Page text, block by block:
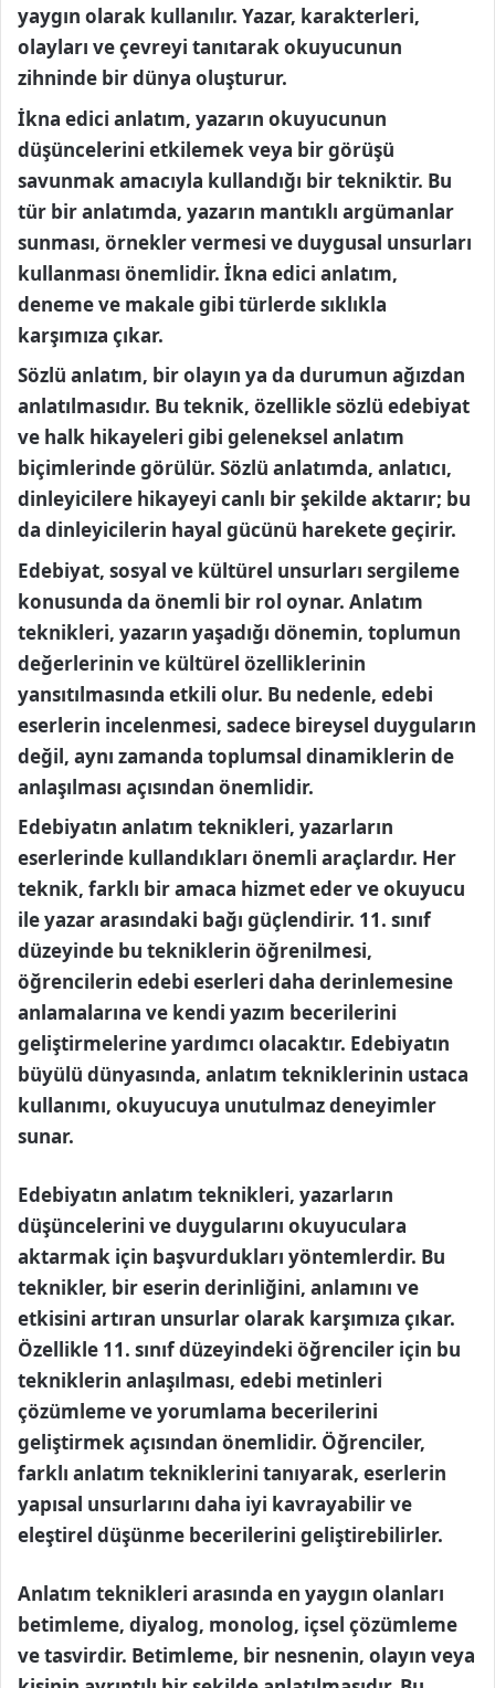
yaygın olarak kullanılır. Yazar, karakterleri,
olayları ve çevreyi tanıtarak okuyucunun
zihninde bir dünya oluşturur.
İkna edici anlatım, yazarın okuyucunun
düşüncelerini etkilemek veya bir görüşü
savunmak amacıyla kullandığı bir tekniktir. Bu
tür bir anlatımda, yazarın mantıklı argümanlar
sunması, örnekler vermesi ve duygusal unsurları
kullanması önemlidir. İkna edici anlatım,
deneme ve makale gibi türlerde sıklıkla
karşımıza çıkar.
Sözlü anlatım, bir olayın ya da durumun ağızdan
anlatılmasıdır. Bu teknik, özellikle sözlü edebiyat
ve halk hikayeleri gibi geleneksel anlatım
biçimlerinde görülür. Sözlü anlatımda, anlatıcı,
dinleyicilere hikayeyi canlı bir şekilde aktarır; bu
da dinleyicilerin hayal gücünü harekete geçirir.
Edebiyat, sosyal ve kültürel unsurları sergileme
konusunda da önemli bir rol oynar. Anlatım
teknikleri, yazarın yaşadığı dönemin, toplumun
değerlerinin ve kültürel özelliklerinin
yansıtılmasında etkili olur. Bu nedenle, edebi
eserlerin incelenmesi, sadece bireysel duyguların
değil, aynı zamanda toplumsal dinamiklerin de
anlaşılması açısından önemlidir.
Edebiyatın anlatım teknikleri, yazarların
eserlerinde kullandıkları önemli araçlardır. Her
teknik, farklı bir amaca hizmet eder ve okuyucu
ile yazar arasındaki bağı güçlendirir. 11. sınıf
düzeyinde bu tekniklerin öğrenilmesi,
öğrencilerin edebi eserleri daha derinlemesine
anlamalarına ve kendi yazım becerilerini
geliştirmelerine yardımcı olacaktır. Edebiyatın
büyülü dünyasında, anlatım tekniklerinin ustaca
kullanımı, okuyucuya unutulmaz deneyimler
sunar.
Edebiyatın anlatım teknikleri, yazarların
düşüncelerini ve duygularını okuyuculara
aktarmak için başvurdukları yöntemlerdir. Bu
teknikler, bir eserin derinliğini, anlamını ve
etkisini artıran unsurlar olarak karşımıza çıkar.
Özellikle 11. sınıf düzeyindeki öğrenciler için bu
tekniklerin anlaşılması, edebi metinleri
çözümleme ve yorumlama becerilerini
geliştirmek açısından önemlidir. Öğrenciler,
farklı anlatım tekniklerini tanıyarak, eserlerin
yapısal unsurlarını daha iyi kavrayabilir ve
eleştirel düşünme becerilerini geliştirebilirler.
Anlatım teknikleri arasında en yaygın olanları
betimleme, diyalog, monolog, içsel çözümleme
ve tasvirdir. Betimleme, bir nesnenin, olayın veya